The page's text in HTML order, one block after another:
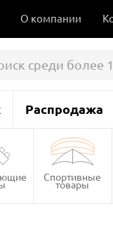
О компании
Распродажа
Спортивные
товары